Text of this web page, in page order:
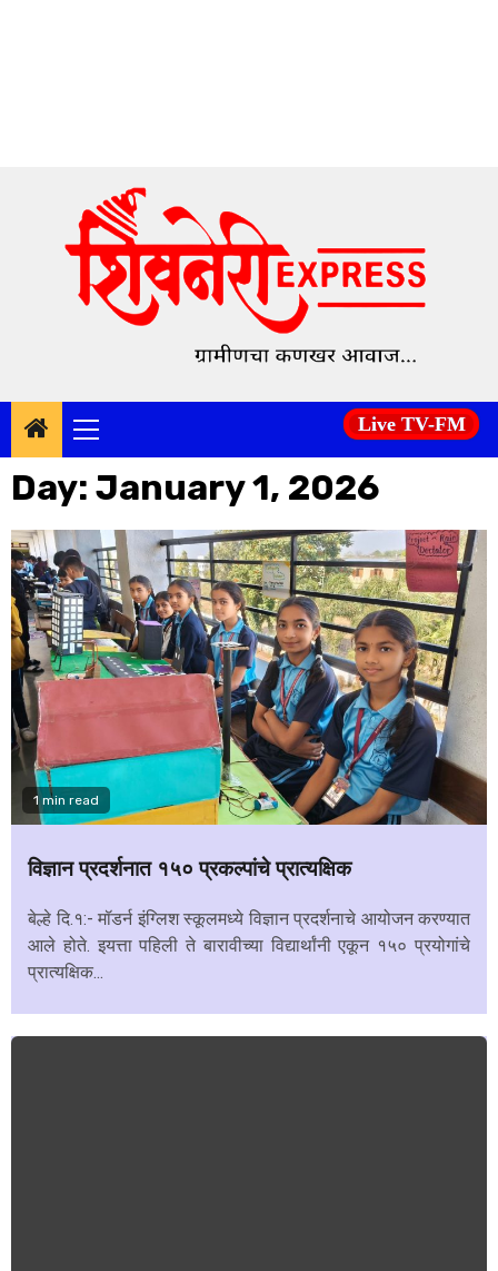
Primary
Menu
Live TV-FM
Day: January 1, 2026
1 min read
विज्ञान प्रदर्शनात १५० प्रकल्पांचे प्रात्यक्षिक
बेल्हे दि.१:- मॉडर्न इंग्लिश स्कूलमध्ये विज्ञान प्रदर्शनाचे आयोजन करण्यात
आले होते. इयत्ता पहिली ते बारावीच्या विद्यार्थांनी एकून १५० प्रयोगांचे
प्रात्यक्षिक...